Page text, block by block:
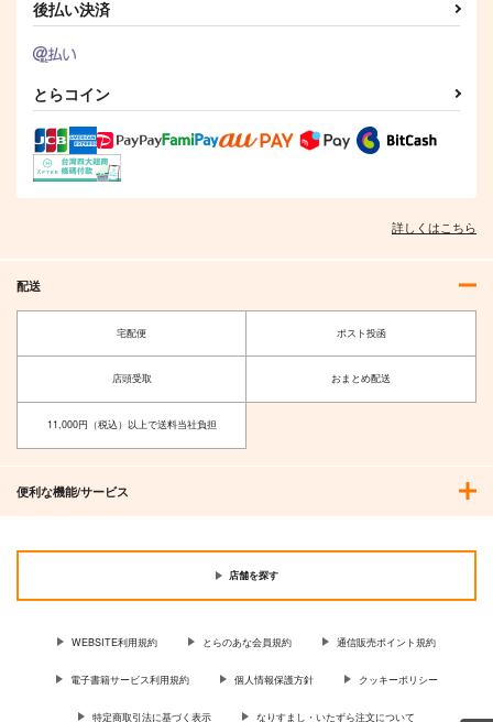
瑠璃堂絵巻～とびこ
U・A大作戦
605円（税込）
安藤×押田
サンプル
作品詳細
激突！女子高生お色気
作品詳細
激突！女子高生お色気
作品詳細
艦船の本 II
T.N.T.SHOW
660円（税込）
作品詳細
の軍装
1,100円（税込）
作品詳細
後払い決済
とらコイン
詳しくはこちら
配送
宅配便 ポスト投函
店頭受取 おまとめ配送
11,000円（税込）以上で送料当社負担
便利な機能/サービス
店舗を探す
WEBSITE利用規約 とらのあな会員規約 通信販売ポイント規約
電子書籍サービス利用規約 個人情報保護方針 クッキーポリシー
特定商取引法に基づく表示 なりすまし・いたずら注文について